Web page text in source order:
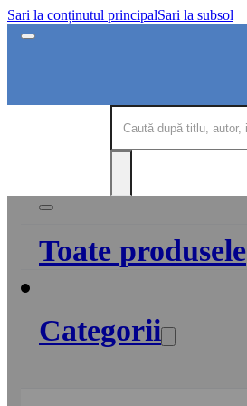
Sari la conținutul principalSari la subsol
Toate produsele
Categorii